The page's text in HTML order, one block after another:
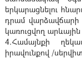
երկարացնելու
դրամ վարձավճարի
կառուցվող
4.Համայնքի
իրավունքով /